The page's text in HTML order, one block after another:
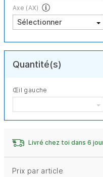
Axe (AX)
Quantité(s)
Œil gauche
Livré chez toi dans 6
Prix par article